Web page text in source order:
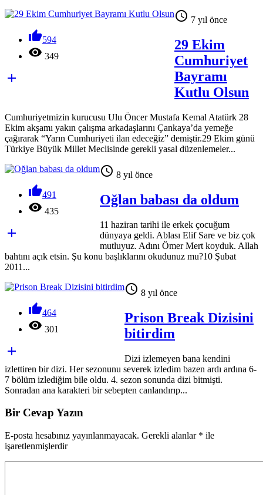
594
 349

 7 yıl önce
29 Ekim
Cumhuriyet
Bayramı
Kutlu Olsun
Cumhuriyetmizin kurucusu Ulu Öncer Mustafa Kemal Atatürk 28
Ekim akşamı yakın çalışma arkadaşlarını Çankaya’da yemeğe
çağırarak “Yarın Cumhuriyeti ilan edeceğiz” demiştir.29 Ekim günü
Türkiye Büyük Millet Meclisinde gerekli yasal düzenlemeler...
491
 435

 8 yıl önce
Oğlan babası da oldum
11 haziran tarihi ile erkek çocuğum
dünyaya geldi. Ablası Elif Sare ve biz çok
mutluyuz. Adını Ömer Mert koyduk. Allah
bahtını açık etsin. Şu konu başlıklarını okudunuz mu?10 Şubat
2011...
464
 301

 8 yıl önce
Prison Break Dizisini
bitirdim
Dizi izlemeyen bana kendini
izlettiren bir dizi. Her sezonunu severek izledim bazen ardı ardına 6-
7 bölüm izlediğim bile oldu. 4. sezon sonunda dizi bitmişti.
Sonradan ana karakteri bir sebepten canlandırıp...
Bir Cevap Yazın
E-posta hesabınız yayınlanmayacak. Gerekli alanlar * ile
işaretlenmişlerdir